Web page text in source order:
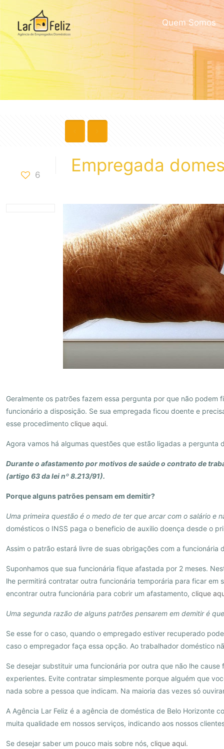
Quem Somos
6 Empregada
Geralmente os patrões fazem essa pergunta por que não
funcionário a disposição. Se sua empregada ficou doente e
esse procedimento clique aqui.
Agora vamos há algumas questões que estão ligadas a
Durante o afastamento por motivos de saúde o contrato de
(artigo 63 da lei nº 8.213/91).
Porque alguns patrões pensam em demitir?
Uma primeira questão é o medo de ter que arcar com o salário e
domésticos o INSS paga o beneficio de auxilio doença desde o
Assim o patrão estará livre de suas obrigações com a
Suponhamos que sua funcionária fique afastada por 2 meses.
lhe permitirá contratar outra funcionária temporária para ficar
encontrar outra funcionária para cobrir um afastamento, clique
Uma segunda razão de alguns patrões pensarem em demitir é
Se esse for o caso, quando o empregado estiver recuperado
caso o empregador faça essa opção. Ao trabalhador doméstico
Se desejar substituir uma funcionária por outra que não lhe
experientes. Evite contratar simplesmente porque alguém que
nada sobre a pessoa que indicam. Na maioria das vezes só
A Agência Lar Feliz é a agência de doméstica de Belo Horizonte
muita qualidade em nossos serviços, indicando aos nossos
Se desejar saber um pouco mais sobre nós, clique aqui.